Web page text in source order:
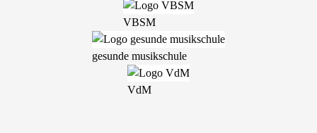
VBSM
gesunde musikschule
VdM